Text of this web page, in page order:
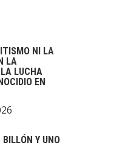
NI LA
LA
LA LUCHA
EN
BILLÓN Y UNO